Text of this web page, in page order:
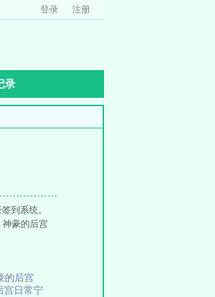
登录 注册
录
到系统。
神豪的后宫
的后宫
宫日常宁